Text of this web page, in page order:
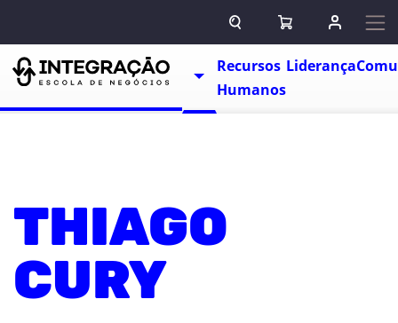
ABRIR CAMPO DE BUSCA
ABRIR CARRINHO
ENTRAR
Escolas
TOGGLE DROPDOWN
Recursos
Humanos
Liderança
THIAGO
CURY